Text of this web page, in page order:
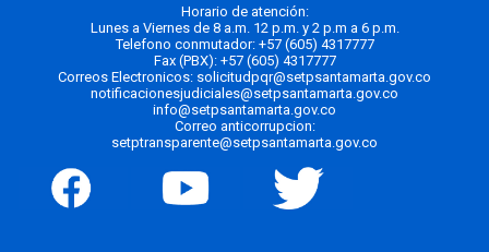
Horario de atención:
Lunes a Viernes de 8 a.m. 12 p.m. y 2 p.m a 6 p.m.
Telefono conmutador: +57 (605) 4317777
Fax (PBX): +57 (605) 4317777
Correos Electronicos: solicitudpqr@setpsantamarta.gov.co
notificacionesjudiciales@setpsantamarta.gov.co
info@setpsantamarta.gov.co
Correo anticorrupcion:
setptransparente@setpsantamarta.gov.co